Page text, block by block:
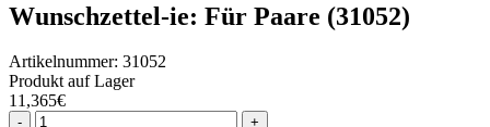
Wunschzettel-ie: Für Paare (31052)
Artikelnummer: 31052
Produkt auf Lager
11,365€
- +